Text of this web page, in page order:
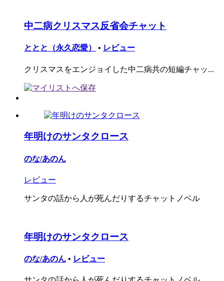
中二病クリスマス反省会チャット
ととと（永久恋愛） • レビュー
クリスマスをエンジョイした中二病共の短編チャッ...
年明けのサンタクロース
のな/あのん
レビュー
サンタの話から人が死んだりするチャットノベル
年明けのサンタクロース
のな/あのん • レビュー